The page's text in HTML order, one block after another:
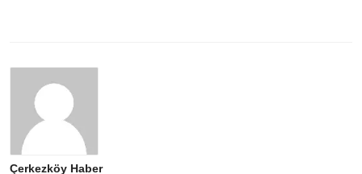
Çerkezköy Haber